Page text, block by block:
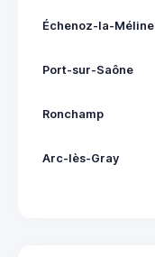
Échenoz-la-Méline
Port-sur-Saône
Ronchamp
Arc-lès-Gray